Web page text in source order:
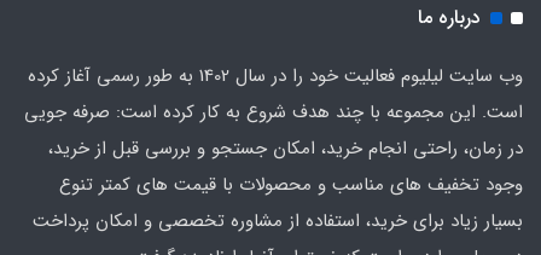
درباره ما
وب سایت لیلیوم فعالیت خود را در سال 1402 به طور رسمی آغاز کرده
است. این مجموعه با چند هدف شروع به کار کرده است: صرفه جویی
در زمان، راحتی انجام خرید، امکان جستجو و بررسی قبل از خرید،
وجود تخفیف های مناسب و محصولات با قیمت های کمتر تنوع
بسیار زیاد برای خرید، استفاده از مشاوره تخصصی و امکان پرداخت